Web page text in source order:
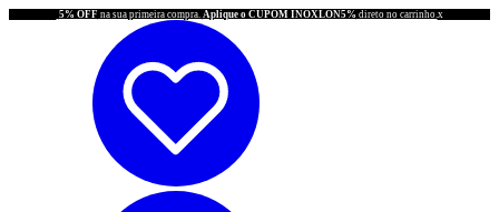
5% OFF na sua primeira compra. Aplique o CUPOM INOXLON5%direto no carrinho.x